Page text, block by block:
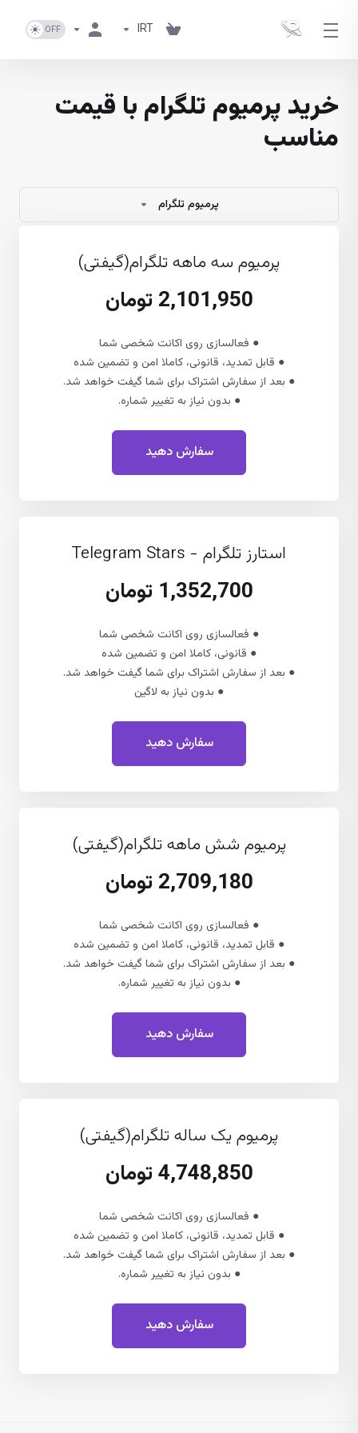
IRT
خرید پرمیوم تلگرام با قیمت
مناسب
پرمیوم تلگرام
پرمیوم سه ماهه تلگرام(گیفتی)
2,101,950 تومان
● فعالسازی روی اکانت شخصی شما
● قابل تمدید، قانونی، کاملا امن و تضمین شده
● بعد از سفارش اشتراک برای شما گیفت خواهد شد.
● بدون نیاز به تغییر شماره.
سفارش دهید
استارز تلگرام - Telegram Stars
1,352,700 تومان
● فعالسازی روی اکانت شخصی شما
● قانونی، کاملا امن و تضمین شده
● بعد از سفارش اشتراک برای شما گیفت خواهد شد.
● بدون نیاز به لاگین
سفارش دهید
پرمیوم شش ماهه تلگرام(گیفتی)
2,709,180 تومان
● فعالسازی روی اکانت شخصی شما
● قابل تمدید، قانونی، کاملا امن و تضمین شده
● بعد از سفارش اشتراک برای شما گیفت خواهد شد.
● بدون نیاز به تغییر شماره.
سفارش دهید
پرمیوم یک ساله تلگرام(گیفتی)
4,748,850 تومان
● فعالسازی روی اکانت شخصی شما
● قابل تمدید، قانونی، کاملا امن و تضمین شده
● بعد از سفارش اشتراک برای شما گیفت خواهد شد.
● بدون نیاز به تغییر شماره.
سفارش دهید